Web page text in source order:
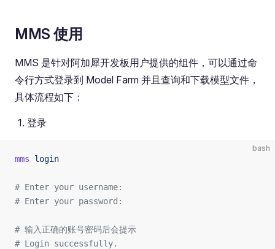
MMS 使用
MMS 是针对阿加犀开发板用户提供的组件，可以通过命
令行方式登录到 Model Farm 并且查询和下载模型文件，
具体流程如下：
登录
bash
mms login
# Enter your username:
# Enter your password:
# 输入正确的账号密码后会提示
# Login successfully.